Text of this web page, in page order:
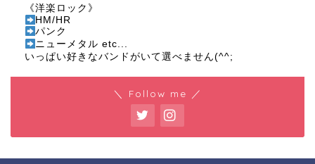
《洋楽ロック》
HM/HR
パンク
ニューメタル etc...
いっぱい好きなバンドがいて選べません(^^;
＼ Follow me ／